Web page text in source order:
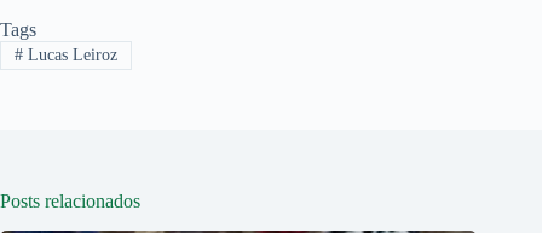
Tags
#Lucas Leiroz
Posts relacionados